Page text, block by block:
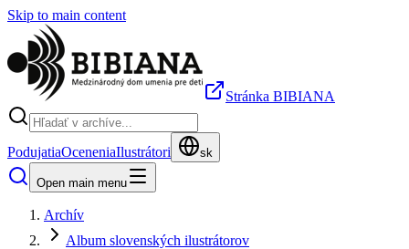
Skip to main content
Stránka BIBIANA
PodujatiaOceneniaIlustrátori sk
Open main menu
Archív
Album slovenských ilustrátorov